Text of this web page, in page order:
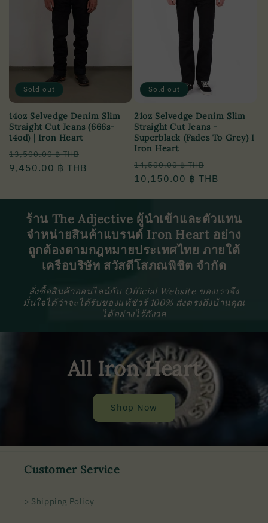
Sold out
14oz Selvedge Denim Slim
Straight Cut Jeans (666s-
14od) | Iron Heart
Regular
price
13,500.00 ฿ THB
price
9,450.00 ฿ THB
Sold out
21oz Selvedge Denim Slim
Straight Cut Jeans -
Superblack (Fades To Grey) I
Iron Heart
Regular
price
14,500.00 ฿ THB
price
10,150.00 ฿ THB
ร้าน The Adjective ผู้นำเข้าและตัวแทน
จำหน่ายสินค้าแบรนด์ Iron Heart อย่าง
ถูกต้องตามกฎหมายประเทศไทย ภายใต้
เครือบริษัท สวัสดีโสภณพิชิต จำกัด
สั่งซื้อสินค้าออนไลน์กับ Official Website ของเราจึง
มั่นใจได้ว่าจะได้รับของแท้ชัวร์ 100% ส่งตรงถึงบ้านคุณ
ได้อย่างไร้กังวล
All Iron Heart
Shop Now
Customer Service
> Shipping Policy